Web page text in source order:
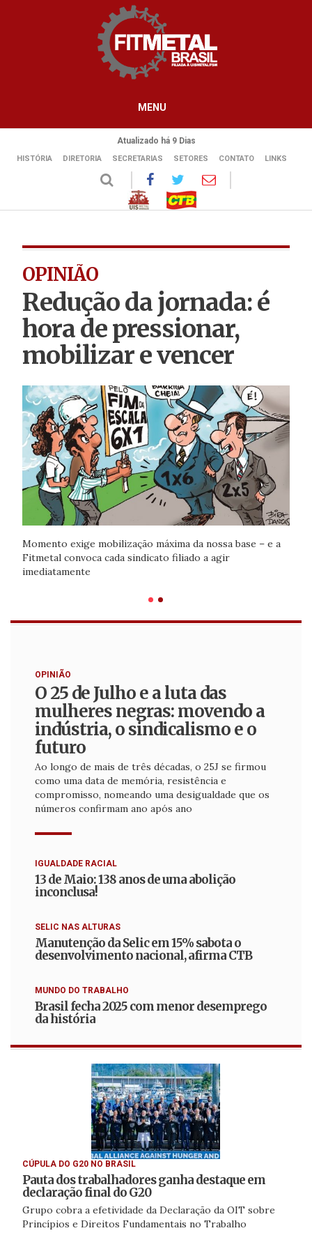
MENU
Atualizado há 9 Dias
HISTÓRIA DIRETORIA SECRETARIAS SETORES CONTATO LINKS
OPINIÃO
Redução da jornada: é
hora de pressionar,
mobilizar e vencer
Momento exige mobilização máxima da nossa base – e a
Fitmetal convoca cada sindicato filiado a agir
imediatamente
OPINIÃO
O 25 de Julho e a luta das
mulheres negras: movendo a
indústria, o sindicalismo e o
futuro
Ao longo de mais de três décadas, o 25J se firmou
como uma data de memória, resistência e
compromisso, nomeando uma desigualdade que os
números confirmam ano após ano
IGUALDADE RACIAL
13 de Maio: 138 anos de uma abolição
inconclusa!
SELIC NAS ALTURAS
Manutenção da Selic em 15% sabota o
desenvolvimento nacional, afirma CTB
MUNDO DO TRABALHO
Brasil fecha 2025 com menor desemprego
da história
CÚPULA DO G20 NO BRASIL
Pauta dos trabalhadores ganha destaque em
declaração final do G20
Grupo cobra a efetividade da Declaração da OIT sobre
Princípios e Direitos Fundamentais no Trabalho